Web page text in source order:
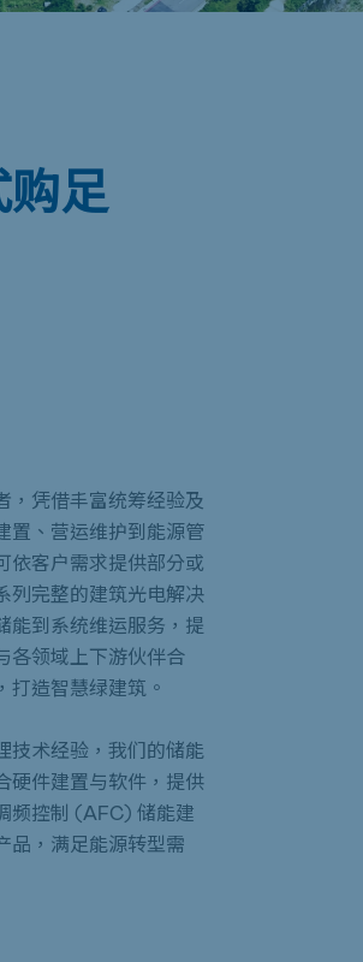
足
，凭借丰富统筹经验及
置、营运维护到能源管
依客户需求提供部分或
列完整的建筑光电解决
能到系统维运服务，提
各领域上下游伙伴合
打造智慧绿建筑。
技术经验，我们的储能
硬件建置与软件，提供
频控制 (AFC) 储能建
品，满足能源转型需